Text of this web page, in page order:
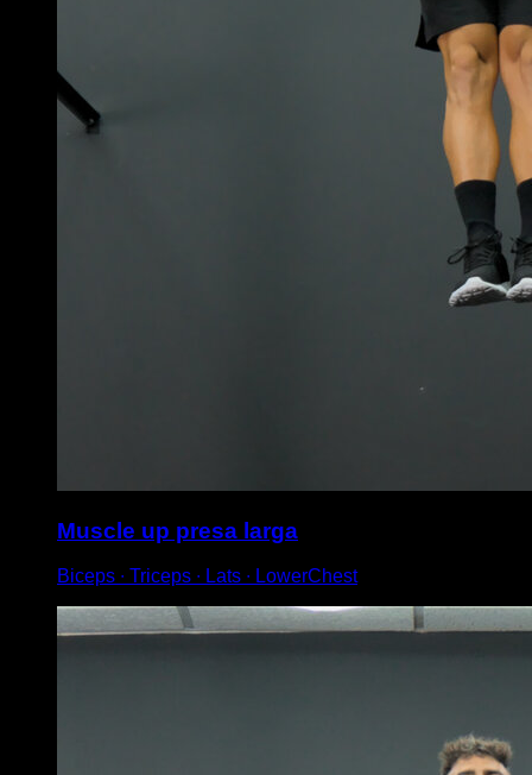
Muscle up presa larga
Biceps ∙ Triceps ∙ Lats ∙ LowerChest